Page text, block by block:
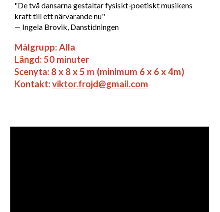
"De två dansarna gestaltar fysiskt-poetiskt musikens
kraft till ett närvarande nu"
— Ingela Brovik, Danstidningen
Målgrupp: Alla
Längd: 50 minuter
Scenyta: 8 x 8 x 5 m (minimum 6 x 6 x 4m)
Kontakt:viktor.frojd@gmail.com